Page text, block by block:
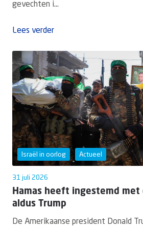
gevechten i...
Lees verder
Israël in oorlog Actueel
31 juli 2026
Hamas heeft ingestemd
aldus Trump
De Amerikaanse president Donald